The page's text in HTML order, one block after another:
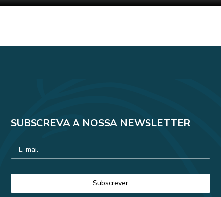
SUBSCREVA A NOSSA NEWSLETTER